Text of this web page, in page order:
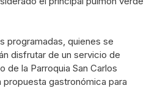
programadas, quienes se
disfrutar de un servicio de
de la Parroquia San Carlos
propuesta gastronómica para